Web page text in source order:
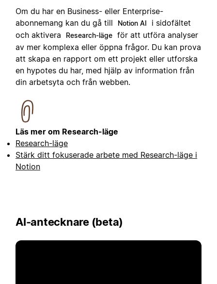
Om du har en Business- eller Enterprise-
abonnemang kan du gå till
Notion AI
i sidofältet
och aktivera
Research-läge för att utföra analyser
av mer komplexa eller öppna frågor. Du kan prova
att skapa en rapport om ett projekt eller utforska
en hypotes du har, med hjälp av information från
din arbetsyta och från webben.
Läs mer om Research-läge
Research-läge
Stärk ditt fokuserade arbete med Research-läge i
Notion
AI-antecknare (beta)